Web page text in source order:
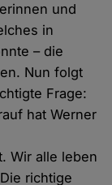
und
in
– die
Nun folgt
Frage:
hat Werner
Wir alle leben
richtige